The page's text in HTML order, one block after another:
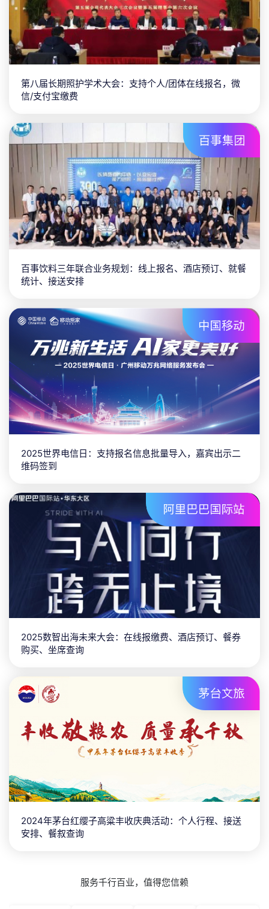
第八届长期照护学术大会：支持个人/团体在线报名，微
信/支付宝缴费
百事饮料三年联合业务规划：线上报名、酒店预订、就餐
统计、接送安排
2025世界电信日：支持报名信息批量导入，嘉宾出示二
维码签到
2025数智出海未来大会：在线报缴费、酒店预订、餐券
购买、坐席查询
2024年茅台红缨子高粱丰收庆典活动：个人行程、接送
安排、餐叙查询
服务千行百业，值得您信赖